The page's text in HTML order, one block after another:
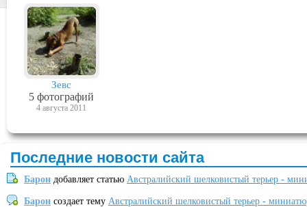
Зевс
5 фотографий
4 августа 2011
Последние новости сайта
Барон добавляет статью Австралийский шелковистый терьер -
Барон создает тему Австралийский шелковистый терьер -